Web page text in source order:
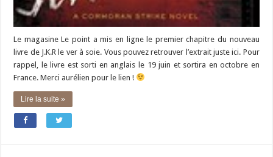
Le magasine Le point a mis en ligne le premier chapitre du nouveau
livre de J.K.R le ver à soie. Vous pouvez retrouver l’extrait juste ici. Pour
rappel, le livre est sorti en anglais le 19 juin et sortira en octobre en
France. Merci aurélien pour le lien !
Lire la suite »